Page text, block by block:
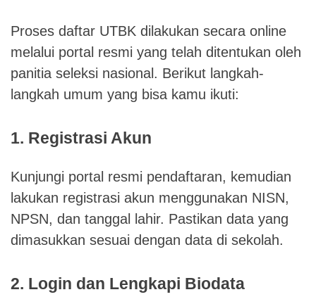
Proses daftar UTBK dilakukan secara online
melalui portal resmi yang telah ditentukan oleh
panitia seleksi nasional. Berikut langkah-
langkah umum yang bisa kamu ikuti:
1. Registrasi Akun
Kunjungi portal resmi pendaftaran, kemudian
lakukan registrasi akun menggunakan NISN,
NPSN, dan tanggal lahir. Pastikan data yang
dimasukkan sesuai dengan data di sekolah.
2. Login dan Lengkapi Biodata